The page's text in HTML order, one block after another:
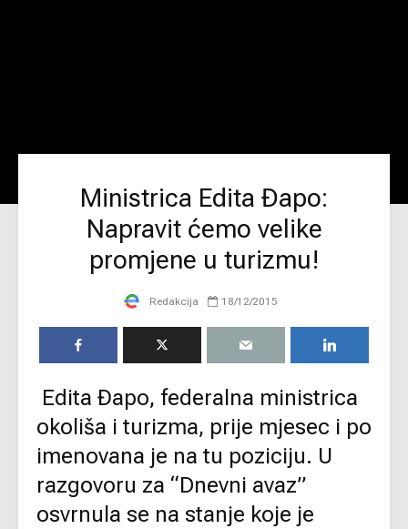
Ministrica Edita Đapo:
Napravit ćemo velike
promjene u turizmu!
Redakcija 18/12/2015
Edita Đapo, federalna ministrica
okoliša i turizma, prije mjesec i po
imenovana je na tu poziciju. U
razgovoru za “Dnevni avaz”
osvrnula se na stanje koje je